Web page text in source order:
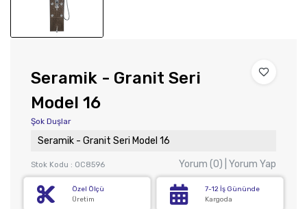
Seramik - Granit Seri
Model 16
Şok Duşlar
Seramik - Granit Seri Model 16
Stok Kodu : OC8596 Yorum (0) | Yorum Yap
Özel Ölçü
Üretim
7-12 İş Gününde
Kargoda